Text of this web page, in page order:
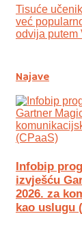
Tisuće
već
odvija putem
Najave
Infobip
izvješću
2026. za
kao uslugu